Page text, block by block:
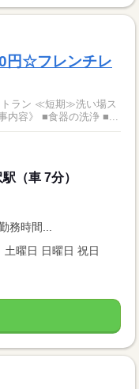
円☆フレンチレ
ラン ≪短期≫洗い場ス
集 ────────────＊☆ 《仕事内容》 ■食器の洗浄 ■...
（車 7分）
務時間...
土曜日 日曜日 祝日